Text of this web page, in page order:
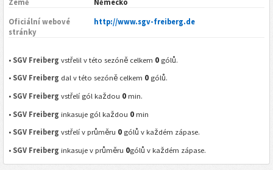
Země Německo
Oficiální webové
stránky
http://www.sgv-freiberg.de
• SGV Freiberg vstřelil v této sezóně celkem 0 gólů.
• SGV Freiberg dal v této sezóně celkem 0 gólů.
• SGV Freiberg vstřelí gól každou 0 min.
• SGV Freiberg inkasuje gól každou 0 min
• SGV Freiberg vstřelí v průměru 0 gólů v každém zápase.
• SGV Freiberg inkasuje v průměru 0gólů v každém zápase.